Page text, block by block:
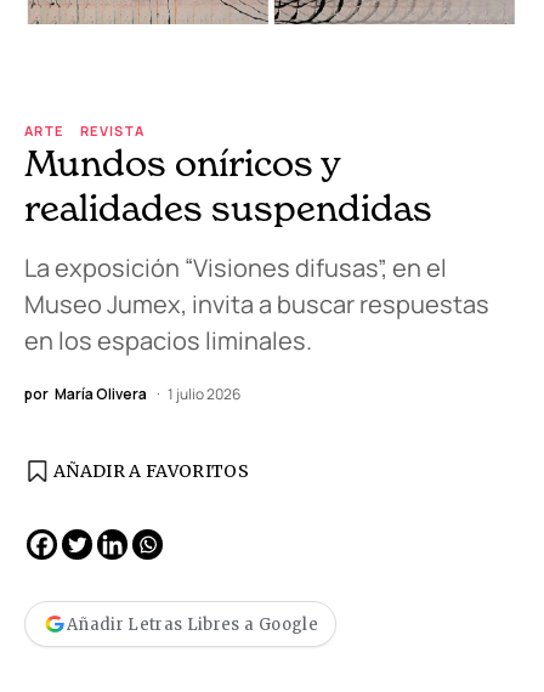
ARTE REVISTA
Mundos oníricos y
realidades suspendidas
La exposición “Visiones difusas”, en el
Museo Jumex, invita a buscar respuestas
en los espacios liminales.
por María Olivera 1 julio 2026
AÑADIR A FAVORITOS
Añadir Letras Libres a Google